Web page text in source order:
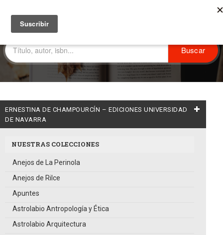
ERNESTINA DE CHAMPOURCÍN – EDICIONES UNIVERSIDAD
DE NAVARRA
NUESTRAS COLECCIONES
Anejos de La Perinola
Anejos de Rilce
Apuntes
Astrolabio Antropología y Ética
Astrolabio Arquitectura